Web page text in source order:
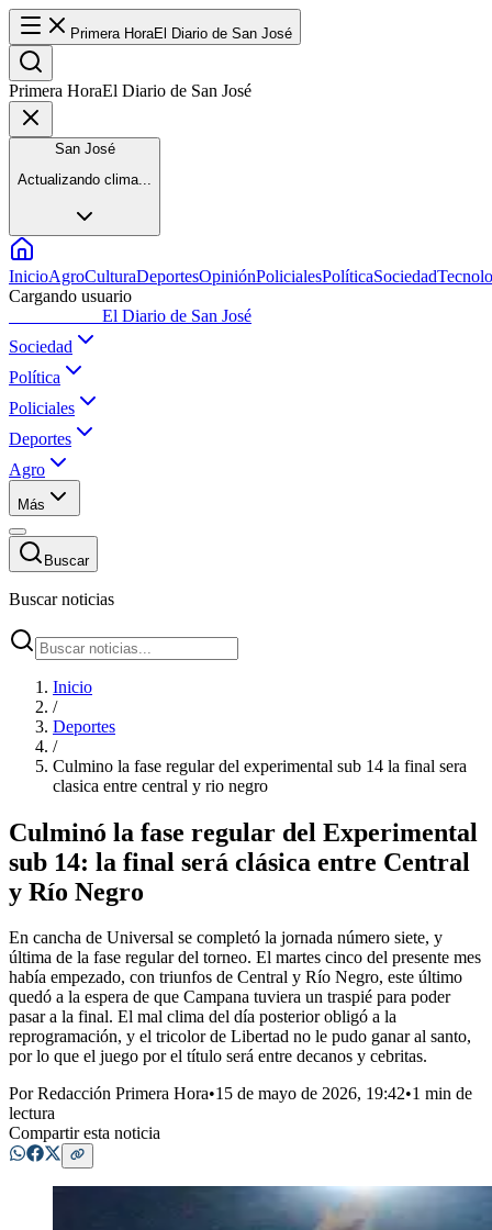
Primera HoraEl Diario de San José
Primera HoraEl Diario de San José
San José
Actualizando clima...
InicioAgroCulturaDeportesOpiniónPolicialesPolíticaSociedad
Cargando usuario
El Diario de San José
Sociedad
Política
Policiales
Deportes
Agro
Más
Buscar
Buscar noticias
Inicio
/
Deportes
/
Culmino la fase regular del experimental sub 14 la final sera
clasica entre central y rio negro
Culminó la fase regular del Experimental
sub 14: la final será clásica entre Central
y Río Negro
En cancha de Universal se completó la jornada número siete, y
última de la fase regular del torneo. El martes cinco del presente mes
había empezado, con triunfos de Central y Río Negro, este último
quedó a la espera de que Campana tuviera un traspié para poder
pasar a la final. El mal clima del día posterior obligó a la
reprogramación, y el tricolor de Libertad no le pudo ganar al santo,
por lo que el juego por el título será entre decanos y cebritas.
PorRedacción Primera Hora•15 de mayo de 2026, 19:42•1 min de
lectura
Compartir esta noticia